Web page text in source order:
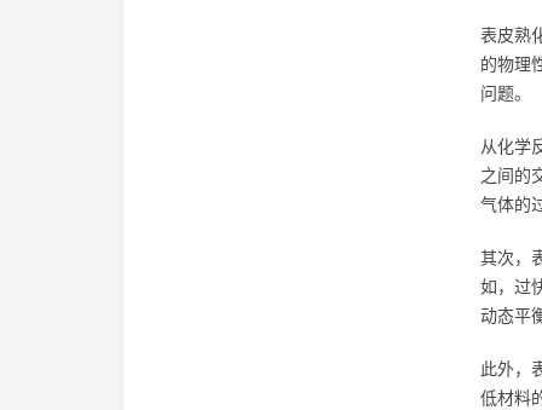
表皮熟
的物理
问题。
从化学
之间的
气体的
其次，
如，过
动态平
此外，
低材料